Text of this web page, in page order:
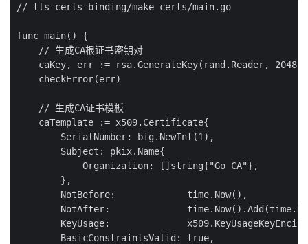
// tls-certs-binding/make_certs/main.go
func main() {
    // 生成CA根证书密钥对
    caKey, err := rsa.GenerateKey(rand.Reader, 2048)
    checkError(err)
    // 生成CA证书模板
    caTemplate := x509.Certificate{
        SerialNumber: big.NewInt(1),
        Subject: pkix.Name{
            Organization: []string{"Go CA"},
        },
        NotBefore:             time.Now(),
NotAfter:
KeyUsage:
        BasicConstraintsValid: true,